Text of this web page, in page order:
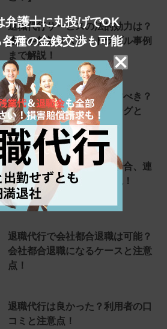
退職代行サービスの法的効力は？
違法や無効リスク・トラブル事例
まで解説！
退職代行は何日前に依頼すべき？
失敗しない依頼のタイミングと
は？
退職代行で当日欠勤する場合、連
絡は必要？対応を徹底解説！
退職代行で会社都合退職は可能？
会社都合退職になるケースと注意
点！
退職代行は良かった？利用者の口
コミと注意点！
弁護士に丸投げでOK
種の金銭交渉も可能